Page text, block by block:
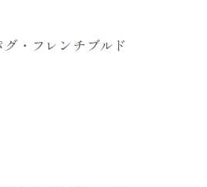
・フレンチブルド